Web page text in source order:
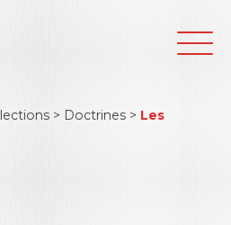
> Doctrines > Les